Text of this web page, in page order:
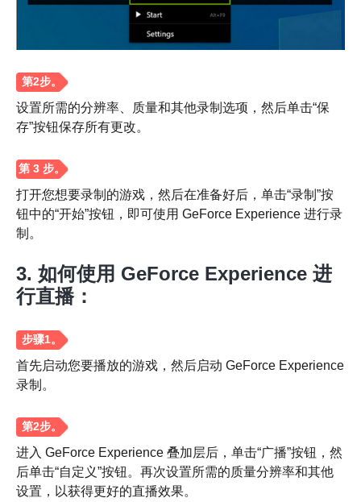
步骤1。
第2步。
设置所需的分辨率、质量和其他录制选项，然后单击“保
存”按钮保存所有更改。
打开您想要录制的游戏，然后在准备好后，单击“录制”按
钮中的“开始”按钮，即可使用 GeForce Experience 进行录
制。
3. 如何使用 GeForce Experience 进
行直播：
首先启动您要播放的游戏，然后启动 GeForce Experience
录制。
进入 GeForce Experience 叠加层后，单击“广播”按钮，然
后单击“自定义”按钮。再次设置所需的质量分辨率和其他
设置，以获得更好的直播效果。